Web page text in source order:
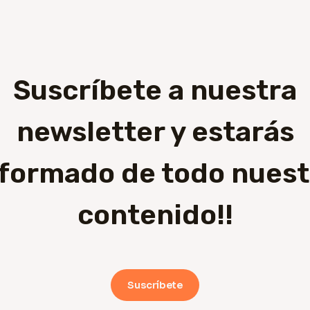
Suscríbete a nuestra
newsletter y estarás
de todo
contenido!!
Suscríbete